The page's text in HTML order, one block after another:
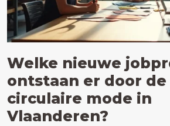
Welke nieuwe
ontstaan er door
circulaire mode in
Vlaanderen?